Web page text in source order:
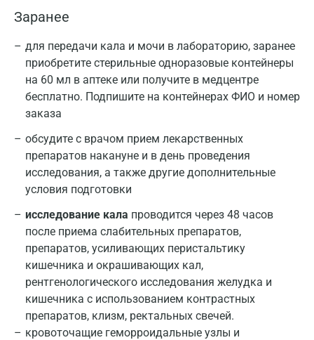
Заранее
для передачи кала и мочи в лабораторию, заранее
приобретите стерильные одноразовые контейнеры
на 60 мл в аптеке или получите в медцентре
бесплатно. Подпишите на контейнерах ФИО и номер
заказа
обсудите с врачом прием лекарственных
препаратов накануне и в день проведения
исследования, а также другие дополнительные
условия подготовки
исследование кала проводится через 48 часов
после приема слабительных препаратов,
препаратов, усиливающих перистальтику
кишечника и окрашивающих кал,
рентгенологического исследования желудка и
кишечника с использованием контрастных
препаратов, клизм, ректальных свечей.
кровоточащие геморроидальные узлы и